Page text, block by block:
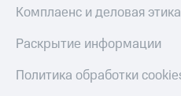
Комплаенс и деловая этика
Раскрытие информации
Политика обработки